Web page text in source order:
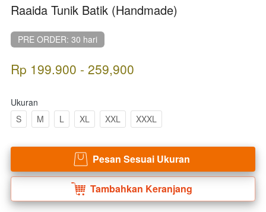
Raaida Tunik Batik (Handmade)
PRE ORDER: 30 hari
Rp 199.900 - 259,900
Ukuran
S
M L XL XXL XXXL
` Pesan Sesuai Ukuran
` Tambahkan Keranjang